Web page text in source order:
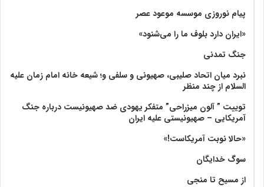
پیام نوروزی موسسه موعود عصر
«ایران دارد بلوف ما را می‌شنود»
جنگ تمدنی
نبرد میان اتحاد صلیبی، صهیونی و سلفی و؛ شیعه خانه امام زمان علیه
السلام از چند منظر
توییت ” آلون میزراحی” متفکر یهودی ضد صهیونیست درباره جنگ
آمریکایی – صهیونیستی علیه ایران
«حالا نوبت آمریکاست!»
سوگ خدایگان
از مسیح تا منجی